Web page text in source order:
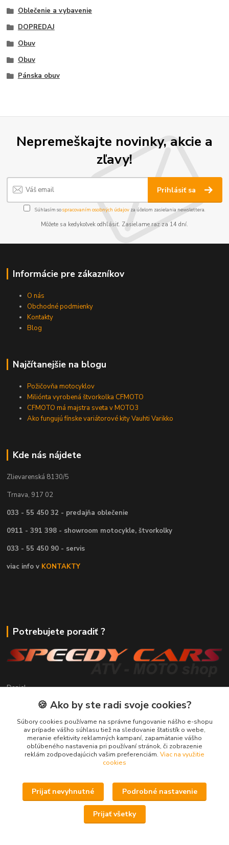
Oblečenie a vybavenie
DOPREDAJ
Obuv
Obuv
Pánska obuv
Nepremeškajte novinky, akcie a
zľavy!
Prihlásiť sa
Súhlasím sospracovaním osobných údajov za účelom zasielania newslettera.
Môžete sa kedykoľvek odhlásiť. Zasielame raz za 14 dní.
Informácie pre zákazníkov
O nás
Obchodné podmienky
Kontakty
Blog
Najčítanejšie na blogu
Požičovňa motocyklov
Miliónta vyrobená štvorkolka CFMOTO
CFMOTO má majstra sveta v MOTO3
Ako fungujú fínske variátorové kity Vauhti Varikko
Kde nás nájdete
Zlievarenská 8130/5
Trnava, 917 02
033 - 55 450 32 - predajňa oblečenie
0911 - 391 398 - showroom motocykle, štvorkolky
033 - 55 450 90 - servis
viac info v KONTAKTY
Potrebujete poradiť ?
Daniel
+421 911 391 398
(Po-Pia, 8.30-17.00 hod.)
predaj@atv-shop.sk
Upravit sběr cookies.
🍪 Ako by ste radi svoje cookies?
Súbory cookies používame na správne fungovanie nášho e-shopu
av prípade vášho súhlasu tiež na sledovanie štatistík o webe,
meranie efektivity reklamných kampaní, zapamätanie vášho
obľúbeného nastavenia pri používaní stránok, či zobrazenie
reklám zodpovedajúcich vašim preferenciám. Viac na využitie
cookies
Prijať nevyhnutné Podrobné nastavenie
Prijať všetky